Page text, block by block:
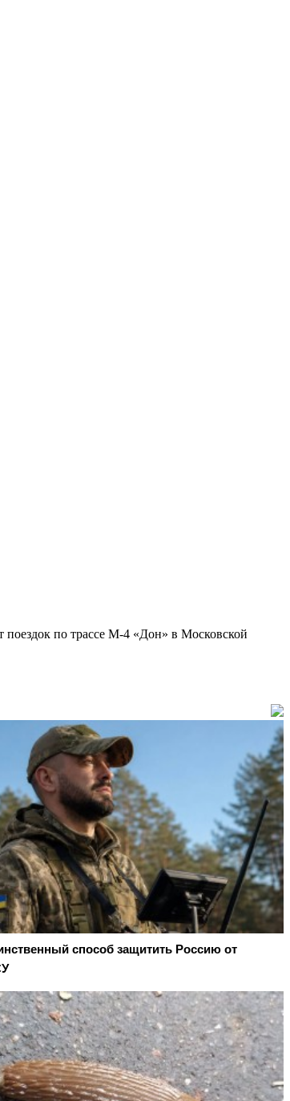
поездок по трассе М-4 «Дон» в Московской
способ защитить Россию от